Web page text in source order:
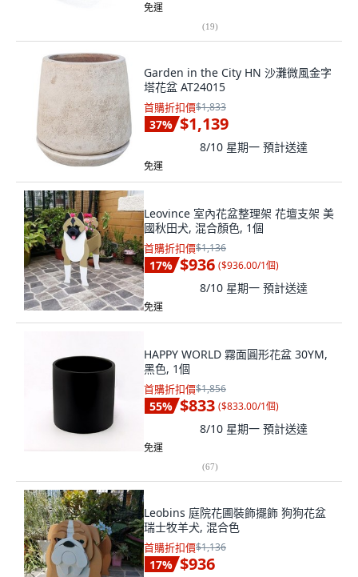
免運
(19)
Garden in the City HN 沙灘微風金字
塔花盆 AT24015
首購折扣價$1,833
37% $1,139
8/10 星期一 預計送達
免運
Leovince 室內花盆整理架 花壇支架 美
國秋田犬, 混合顏色, 1個
首購折扣價$1,136
17% $936 ($936.00/1個)
8/10 星期一 預計送達
免運
HAPPY WORLD 霧面圓形花盆 30YM,
黑色, 1個
首購折扣價$1,856
55% $833 ($833.00/1個)
8/10 星期一 預計送達
免運
(67)
Leobins 庭院花圃裝飾擺飾 狗狗花盆
瑞士牧羊犬, 混合色
首購折扣價$1,136
17% $936